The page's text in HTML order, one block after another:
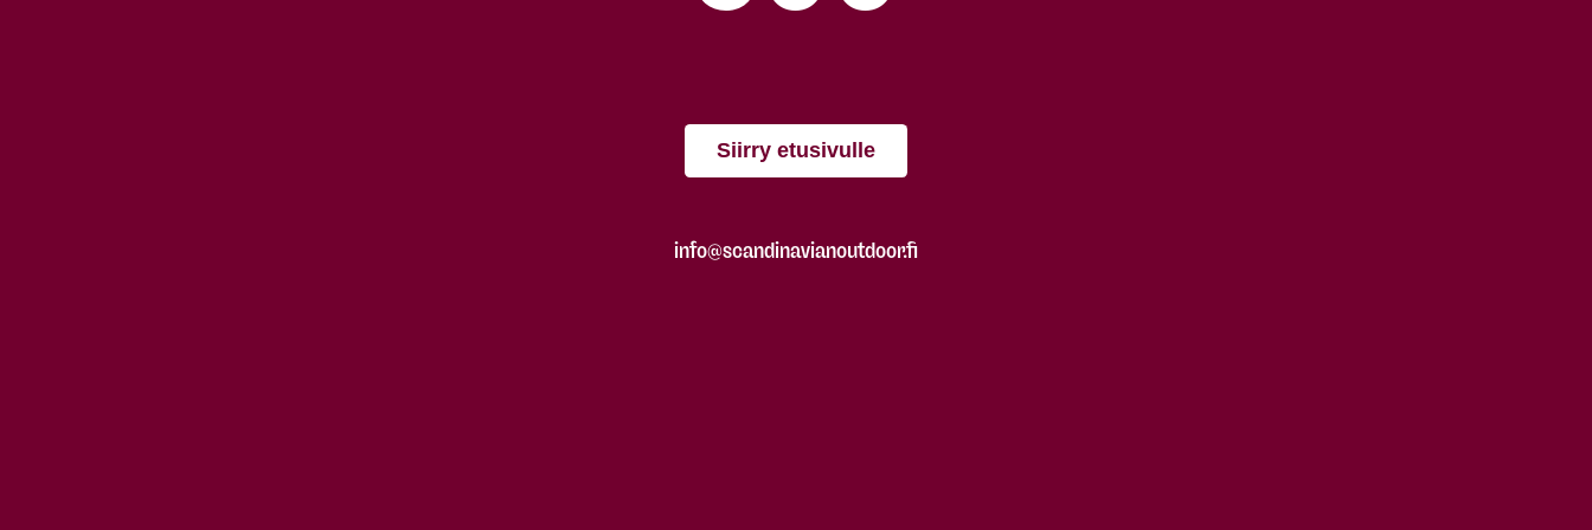
Siirry etusivulle
info@scandinavianoutdoor.fi